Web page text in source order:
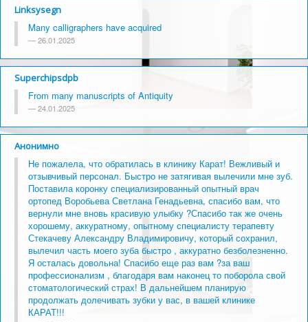
Linksysegn
Many calligraphers have acquired
26.01.2025
Superchipsdpb
From many manuscripts of Antiquity
24.01.2025
Анонимно
Не пожалела, что обратилась в клинику Карат! Вежливый и
отзывчивый персонал. Быстро не затягивая вылечили мне зуб.
Поставила коронку специализированный опытный врач
ортопед Воробьева Светлана Генадьевна, спасибо вам, что
вернули мне вновь красивую улыбку ?Спасибо так же очень
хорошему, аккуратному, опытному специалисту терапевту
Стекачеву Александру Владимировичу, который сохранил,
вылечил часть моего зуба быстро , аккуратно безболезненно.
Я осталась довольна! Спасибо еще раз вам ?за ваш
профессионализм , благодаря вам наконец то поборола свой
стоматологический страх! В дальнейшем планирую
продолжать долечивать зубки у вас, в вашей клинике
КАРАТ!!!